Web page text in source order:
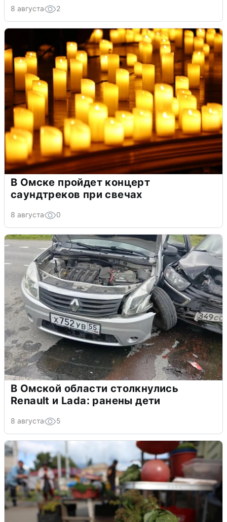
8 августа 2
В Омске пройдет концерт
саундтреков при свечах
8 августа 0
В Омской области столкнулись
Renault и Lada: ранены дети
8 августа 5